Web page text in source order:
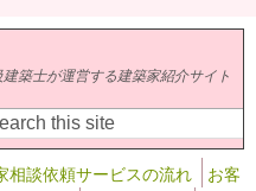
築士が運営する建築家紹介サイト
フォーム
相談依頼サービスの流れ
お客